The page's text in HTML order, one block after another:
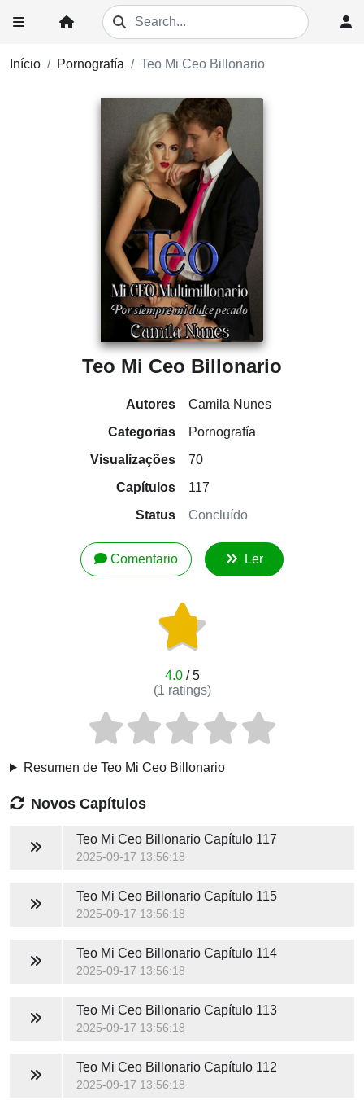
Início Pornografía Teo Mi Ceo Billonario
Teo Mi Ceo Billonario
Autores
Camila Nunes
Categorias
Pornografía
Visualizações
70
Capítulos
117
Status
Concluído
Comentario Ler
4.0/ 5
(1 ratings)
Resumen de Teo Mi Ceo Billonario
Novos Capítulos
Teo Mi Ceo BillonarioCapítulo 117
2025-09-17 13:56:18
Teo Mi Ceo BillonarioCapítulo 115
2025-09-17 13:56:18
Teo Mi Ceo BillonarioCapítulo 114
2025-09-17 13:56:18
Teo Mi Ceo BillonarioCapítulo 113
2025-09-17 13:56:18
Teo Mi Ceo BillonarioCapítulo 112
2025-09-17 13:56:18